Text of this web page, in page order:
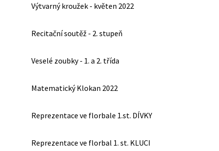
Výtvarný kroužek - květen 2022
Recitační soutěž - 2. stupeň
Veselé zoubky - 1. a 2. třída
Matematický Klokan 2022
Reprezentace ve florbale 1.st. DÍVKY
Reprezentace ve florbal 1. st. KLUCI